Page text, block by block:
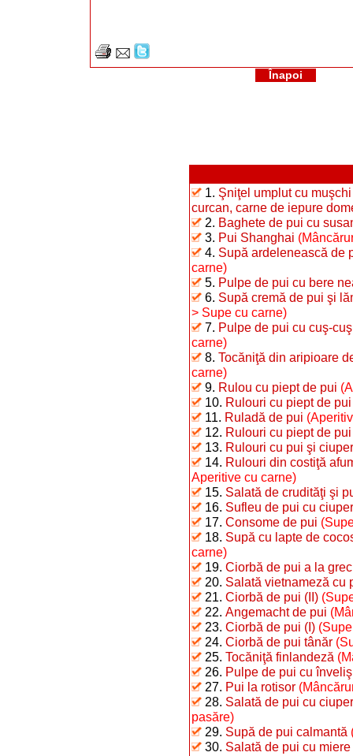
Înapoi
1. Şniţel umplut cu
curcan, carne de iepure
2. Baghete de pui cu
3. Pui Shanghai
4. Supă ardelenească de
carne)
5. Pulpe de pui cu bere
6. Supă cremă de pui şi
> Supe cu carne)
7. Pulpe de pui cu cuş-
carne)
8. Tocăniţă din aripioare
carne)
9. Rulou cu piept de pui
10. Rulouri cu piept de
11. Ruladă de pui
12. Rulouri cu piept de
13. Rulouri cu pui şi
14. Rulouri din costiţă
Aperitive cu carne)
15. Salată de crudităţi şi
16. Sufleu de pui cu
17. Consome de pui
18. Supă cu lapte de
carne)
19. Ciorbă de pui a la grec
20. Salată vietnameză cu
21. Ciorbă de pui (II)
22. Angemacht de pui
23. Ciorbă de pui (I)
24. Ciorbă de pui tânăr
25. Tocăniţă finlandeză
26. Pulpe de pui cu
27. Pui la rotisor
28. Salată de pui cu
pasăre)
29. Supă de pui calmantă
30. Salată de pui cu